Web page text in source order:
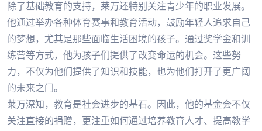
除了基础教育的支持，莱万还特别关注青少年的职业发展。
他通过举办各种体育赛事和教育活动，鼓励年轻人追求自己
的梦想，尤其是那些面临生活困境的孩子。通过奖学金和训
练营等方式，他为孩子们提供了改变命运的机会。这些努
力，不仅为他们提供了知识和技能，也为他们打开了更广阔
的未来之门。
莱万深知，教育是社会进步的基石。因此，他的基金会不仅
关注直接的捐赠，更注重如何通过培养教育人才、提高教学